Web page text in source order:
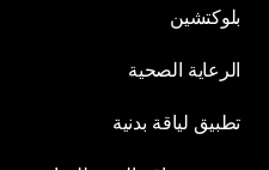
تدقيق تجربة المستخدم
بلوكتشين
بلوكتشين
الرعاية الصحية
الرعاية الصحية
تطبيق لياقة بدنية